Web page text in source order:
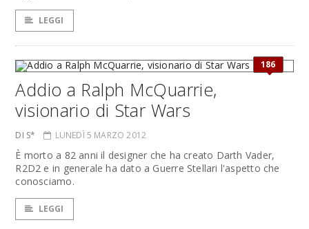
LEGGI
186
Addio a Ralph McQuarrie,
visionario di Star Wars
DI S* LUNEDÌ 5 MARZO 2012
È morto a 82 anni il designer che ha creato Darth Vader,
R2D2 e in generale ha dato a Guerre Stellari l'aspetto che
conosciamo.
LEGGI